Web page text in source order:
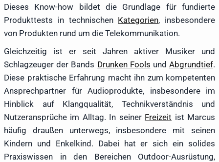
Dieses Know-how bildet die Grundlage für fundierte
Produkttests in technischen Kategorien, insbesondere
von Produkten rund um die Telekommunikation.
Gleichzeitig ist er seit Jahren aktiver Musiker und
Schlagzeuger der Bands Drunken Fools undAbgrundtief.
Diese praktische Erfahrung macht ihn zum kompetenten
Ansprechpartner für Audioprodukte, insbesondere im
Hinblick auf Klangqualität, Technikverständnis und
Nutzeransprüche im Alltag. In seiner Freizeit ist Marcus
häufig draußen unterwegs, insbesondere mit seinen
Kindern und Enkelkind. Dabei hat er sich ein solides
Praxiswissen in den Bereichen Outdoor-Ausrüstung,